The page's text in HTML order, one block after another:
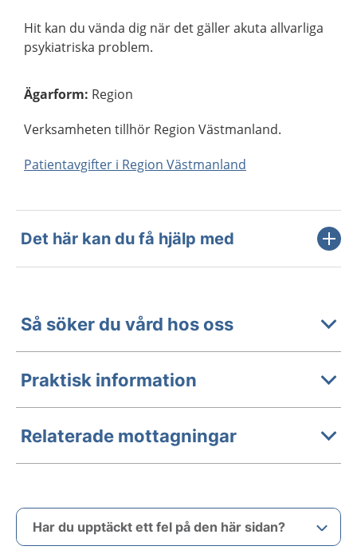
Hit kan du vända dig när det gäller akuta allvarliga
psykiatriska problem.
Ägarform: Region
Verksamheten tillhör Region Västmanland.
Patientavgifter i Region Västmanland
Det här kan du få hjälp med
Så söker du vård hos oss
Praktisk information
Relaterade mottagningar
Har du upptäckt ett fel på den här sidan?